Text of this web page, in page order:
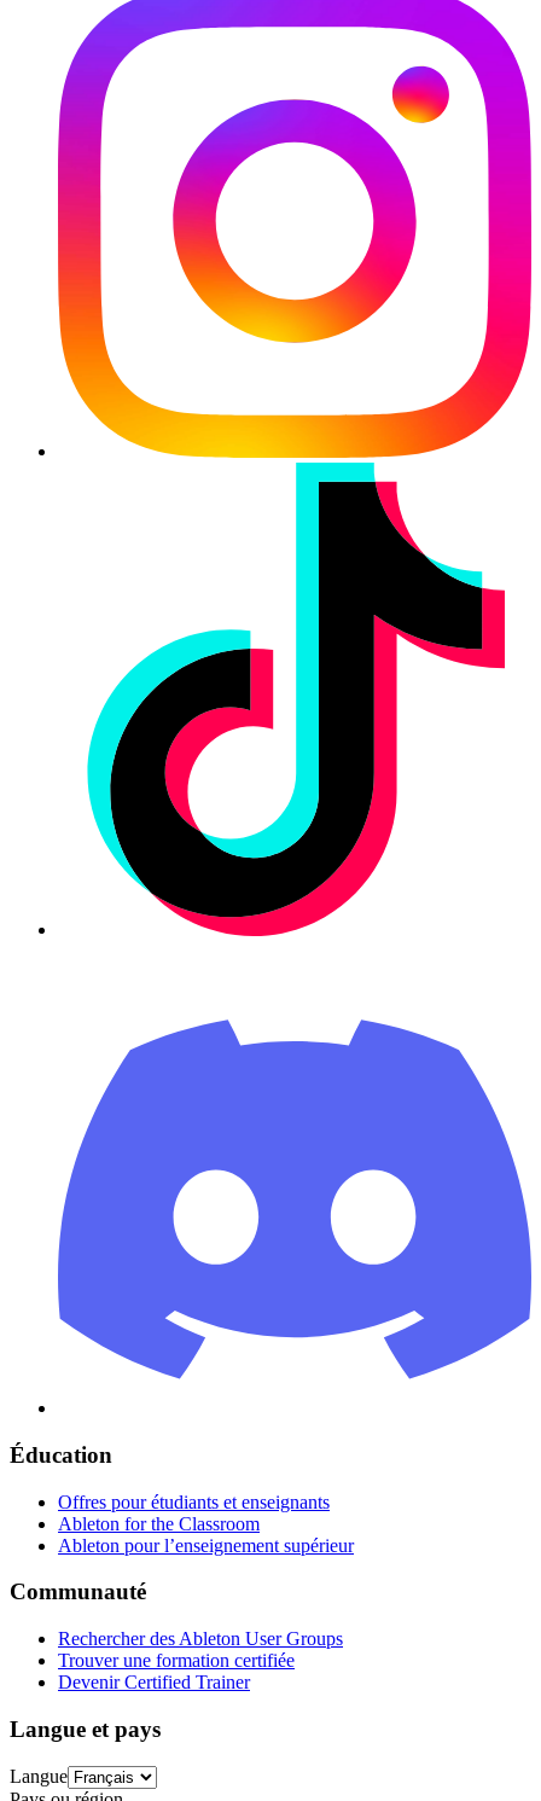
Éducation
Offres pour étudiants et enseignants
Ableton for the Classroom
Ableton pour l’enseignement supérieur
Communauté
Rechercher des Ableton User Groups
Trouver une formation certifiée
Devenir Certified Trainer
Langue et pays
Langue